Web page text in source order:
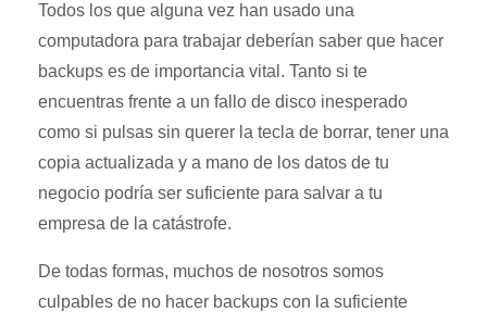
Todos los que alguna vez han usado una
computadora para trabajar deberían saber que hacer
backups es de importancia vital. Tanto si te
encuentras frente a un fallo de disco inesperado
como si pulsas sin querer la tecla de borrar, tener una
copia actualizada y a mano de los datos de tu
negocio podría ser suficiente para salvar a tu
empresa de la catástrofe.
De todas formas, muchos de nosotros somos
culpables de no hacer backups con la suficiente